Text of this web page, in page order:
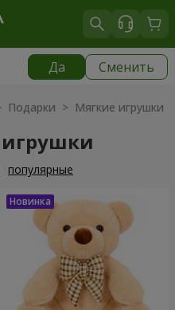
Да Сменить
Подарки > Мягкие игрушки
игрушки
популярные